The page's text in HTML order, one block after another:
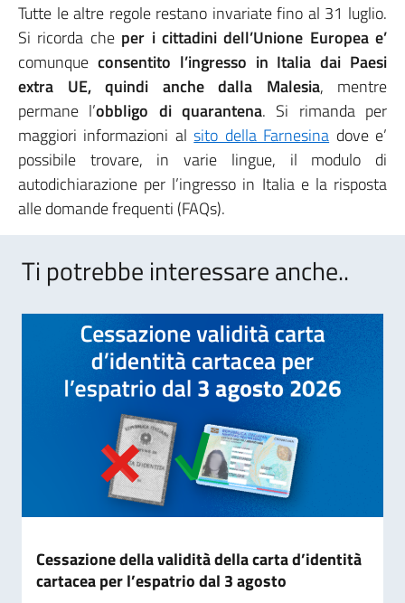
Tutte le altre regole restano invariate fino al 31 luglio.
Si ricorda che per i cittadini dell’Unione Europea e’
comunque consentito l’ingresso in Italia dai Paesi
extra UE, quindi anche dalla Malesia, mentre
permane l’obbligo di quarantena. Si rimanda per
maggiori informazioni alsito della Farnesina dove e’
possibile trovare, in varie lingue, il modulo di
autodichiarazione per l’ingresso in Italia e la risposta
alle domande frequenti (FAQs).
Ti potrebbe interessare anche..
Cessazione della validità della carta d’identità
cartacea per l’espatrio dal 3 agosto